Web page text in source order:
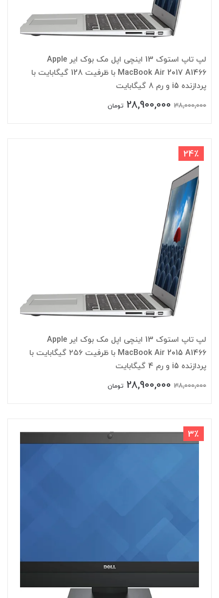
لپ تاپ استوک 13 اینچی اپل مک بوک ایر Apple
MacBook Air 2017 A1466 با ظرفیت 128 گیگابایت با
پردازنده i5 و رم 8 گیگابایت
38,000,000
28,900,000 تومان
24٪
لپ تاپ استوک 13 اینچی اپل مک بوک ایر Apple
MacBook Air 2015 A1466 با ظرفیت ۲۵۶ گیگابایت با
پردازنده i5 و رم 4 گیگابایت
38,000,000
28,900,000 تومان
3٪